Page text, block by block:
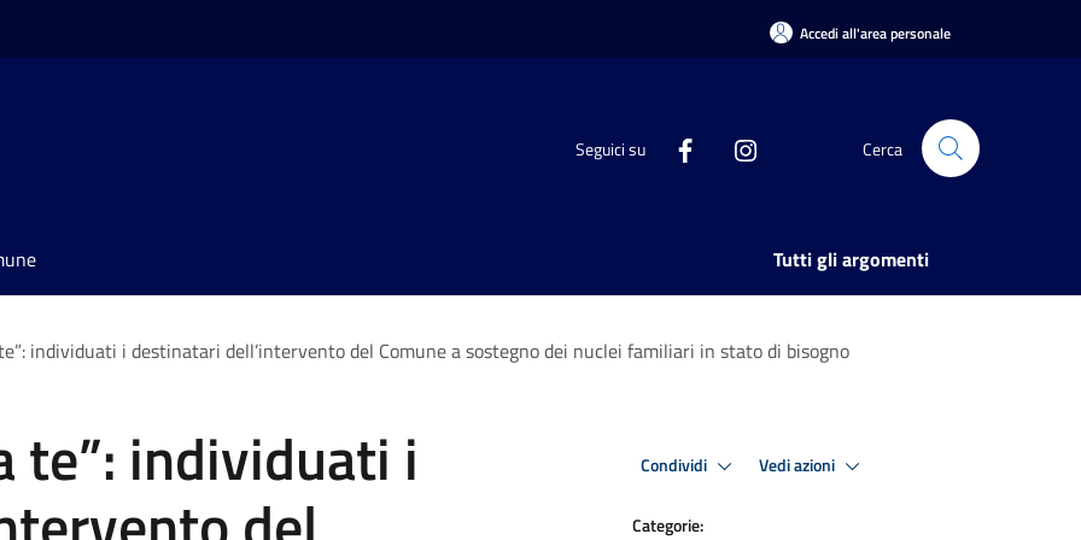
Accedi all'area personale
Seguici su Cerca
Tutti gli argomenti
individuati i destinatari dell’intervento del Comune a sostegno dei nuclei familiari in stato di bisogno
te”: individuati i Condividi Vedi azioni
Categorie: